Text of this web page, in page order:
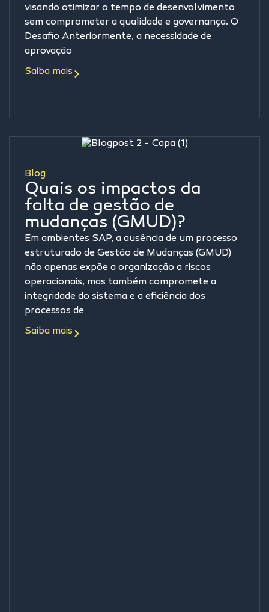
visando otimizar o tempo de desenvolvimento
sem comprometer a qualidade e governança. O
Desafio Anteriormente, a necessidade de
aprovação
Saiba mais
Blog
Quais os impactos da
falta de gestão de
mudanças (GMUD)?
Em ambientes SAP, a ausência de um processo
estruturado de Gestão de Mudanças (GMUD)
não apenas expõe a organização a riscos
operacionais, mas também compromete a
integridade do sistema e a eficiência dos
processos de
Saiba mais